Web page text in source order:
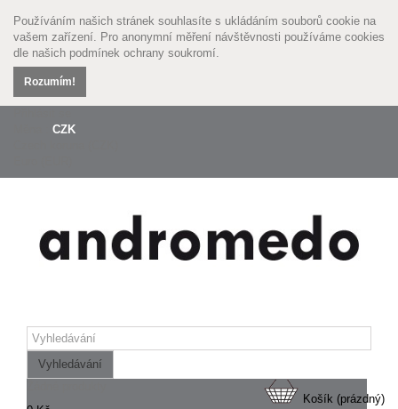
Rozumím!
Používáním našich stránek souhlasíte s ukládáním souborů cookie na
vašem zařízení. Pro anonymní měření návštěvnosti používáme cookies
dle našich podmínek ochrany soukromí.
CZK
Vyhledávání
Košík (prázdný)